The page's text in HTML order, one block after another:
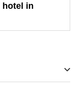
hotel in